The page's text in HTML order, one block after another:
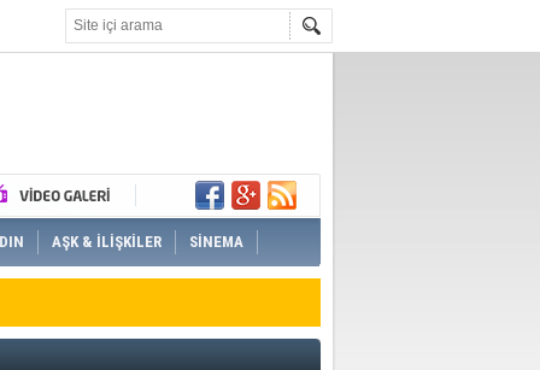
AŞK & İLİŞKİLER SİNEMA